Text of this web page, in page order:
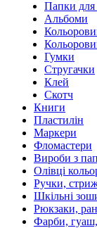
Папки
Альбоми
Гумки
Стругачки
Клей
Скотч
Книги
Пластилін
Маркери
Фломастери
Вироби з
Олівці
Ручки,
Шкільні
Рюкзаки,
Фарби, гуаш,